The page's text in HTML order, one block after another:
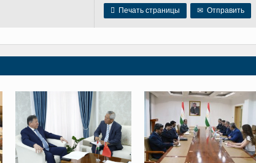
 Печать страницы ✉ Отправить